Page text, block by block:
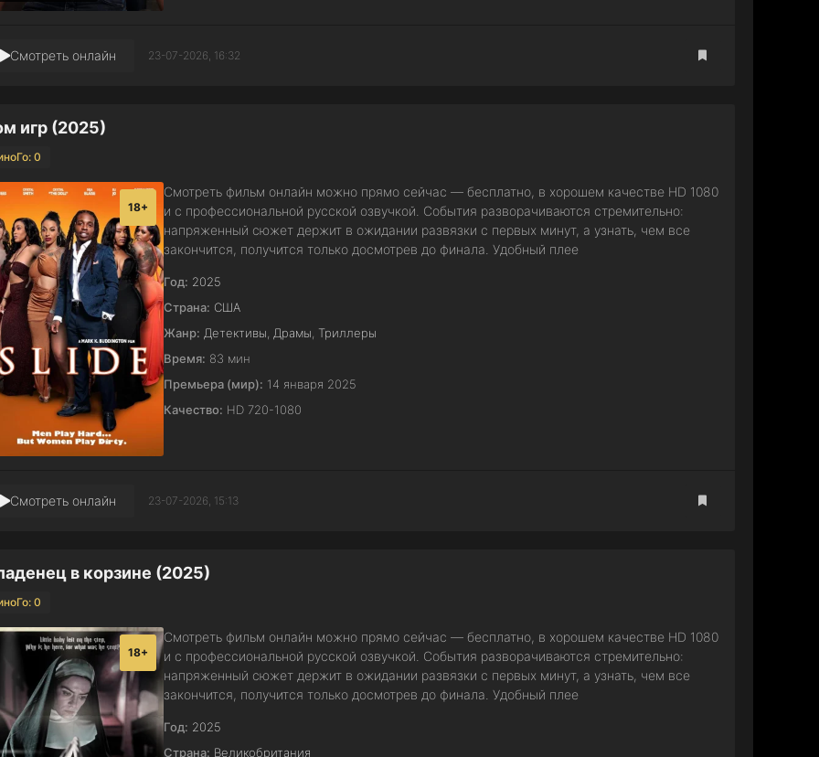
Смотреть онлайн 23-07-2026, 16:32
игр (2025)
0
18+
Смотреть фильм онлайн можно прямо сейчас — бесплатно, в хорошем качестве HD 1080
и с профессиональной русской озвучкой. События разворачиваются стремительно:
напряженный сюжет держит в ожидании развязки с первых минут, а узнать, чем все
закончится, получится только досмотрев до финала. Удобный плее
Год: 2025
Страна: США
Жанр: Детективы, Драмы, Триллеры
Время: 83 мин
Премьера (мир): 14 января 2025
Качество: HD 720-1080
Смотреть онлайн 23-07-2026, 15:13
в корзине (2025)
0
18+
Смотреть фильм онлайн можно прямо сейчас — бесплатно, в хорошем качестве HD 1080
и с профессиональной русской озвучкой. События разворачиваются стремительно:
напряженный сюжет держит в ожидании развязки с первых минут, а узнать, чем все
закончится, получится только досмотрев до финала. Удобный плее
Год: 2025
Страна: Великобритания